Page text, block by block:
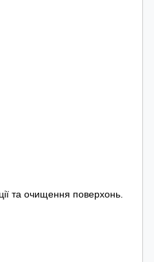
та очищення поверхонь.